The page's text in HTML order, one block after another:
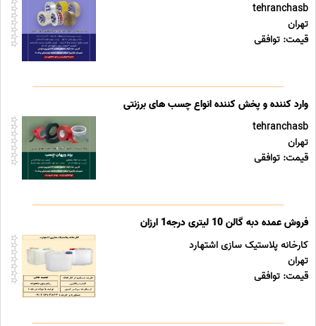
tehranchasb
تهران
قیمت: توافقی
وارد کننده و پخش کننده انواع چسب های برزنتی
tehranchasb
تهران
قیمت: توافقی
فروش عمده دبه گالن 10 لیتری درجه1 ارزان
کارخانه پلاستیک سازی اشتهارد
تهران
قیمت: توافقی